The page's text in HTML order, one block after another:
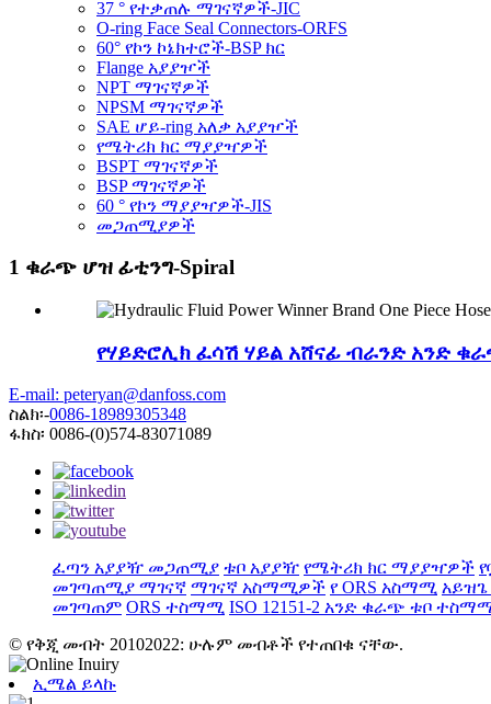
37 ° የተቃጠሉ ማገናኛዎች-JIC
O-ring Face Seal Connectors-ORFS
60° የኮን ኮኔክተሮች-BSP ክር
Flange አያያዦች
NPT ማገናኛዎች
NPSM ማገናኛዎች
SAE ሆይ-ring አለቃ አያያዦች
የሜትሪክ ክር ማያያዣዎች
BSPT ማገናኛዎች
BSP ማገናኛዎች
60 ° የኮን ማያያዣዎች-JIS
መጋጠሚያዎች
1 ቁራጭ ሆዝ ፊቲንግ-Spiral
የሃይድሮሊክ ፈሳሽ ሃይል አሸናፊ ብራንድ አንድ
E-mail: peteryan@danfoss.com
ስልክ፡-0086-18989305348
ፋክስ፡ 0086-(0)574-83071089
ፈጣን አያያዥ መጋጠሚያ ቱቦ አያያዥ የሜትሪክ ክር ማያያዣዎች
መገጣጠሚያ ማገናኛ ማገናኛ አስማሚዎች የ ORS አስማሚ
መገጣጠም ORS ተስማሚ ISO 12151-2 አንድ ቁራጭ ቱቦ
© የቅጂ መብት 20102022: ሁሉም መብቶች የተጠበቁ ናቸው.
ኢሜል ይላኩ